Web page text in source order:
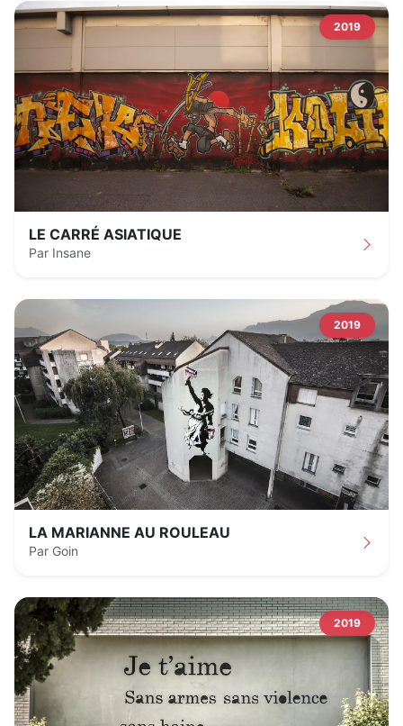
2019
LE CARRÉ ASIATIQUE
Par Insane
2019
LA MARIANNE AU ROULEAU
Par Goin
2019